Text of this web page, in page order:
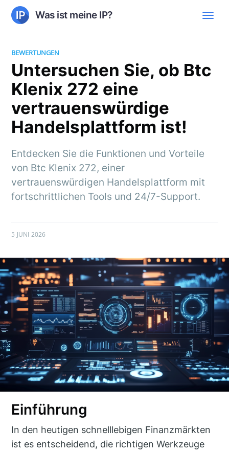
Was ist meine IP?
BEWERTUNGEN
Untersuchen Sie, ob Btc
Klenix 272 eine
vertrauenswürdige
Handelsplattform ist!
Entdecken Sie die Funktionen und Vorteile
von Btc Klenix 272, einer
vertrauenswürdigen Handelsplattform mit
fortschrittlichen Tools und 24/7-Support.
5 JUNI 2026
Einführung
In den heutigen schnelllebigen Finanzmärkten
ist es entscheidend, die richtigen Werkzeuge